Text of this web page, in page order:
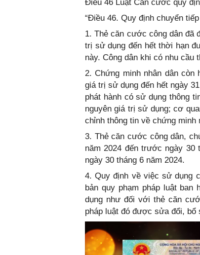
Điều 46 Luật Căn cước quy
“Điều 46. Quy định chuyển tiếp
1. Thẻ căn cước công dân đã
trị sử dụng đến hết thời hạn
này. Công dân khi có nhu
2. Chứng minh nhân dân còn
giá trị sử dụng đến hết ngày
phát hành có sử dụng thông
nguyên giá trị sử dụng; cơ
chỉnh thông tin về chứng
3. Thẻ căn cước công dân,
năm 2024 đến trước ngày
ngày 30 tháng 6 năm 2024.
4. Quy định về việc sử dụng
bản quy phạm pháp luật
dụng như đối với thẻ căn
pháp luật đó được sửa đổi, bổ